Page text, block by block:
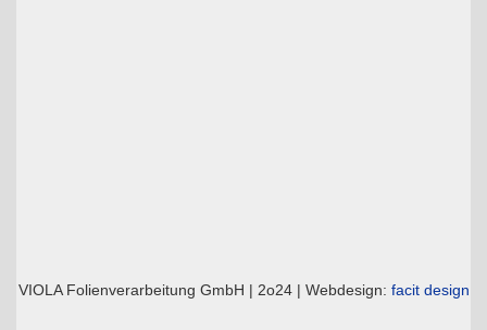
VIOLA Folienverarbeitung GmbH | 2o24 | Webdesign: facit design